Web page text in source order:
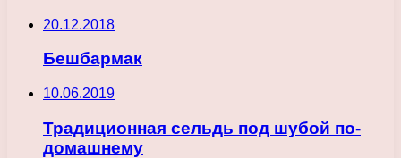
20.12.2018
Бешбармак
10.06.2019
Традиционная сельдь под шубой по-
домашнему